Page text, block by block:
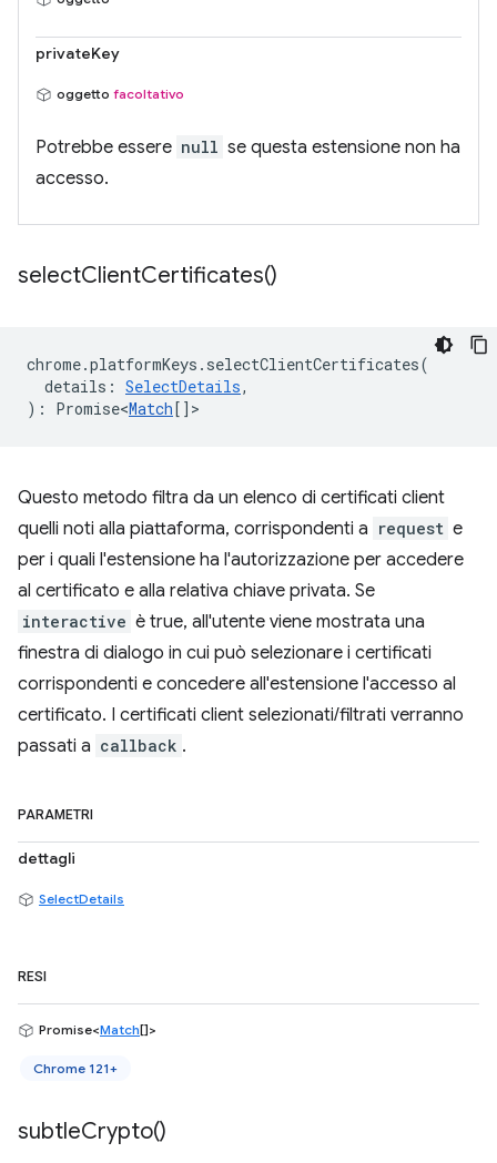
privateKey
oggetto facoltativo
Potrebbe essere null se questa estensione non ha
accesso.
selectClientCertificates()
chrome.platformKeys . selectClientCertificates(
details : SelectDetails,
) : Promise<Match[] >
Questo metodo filtra da un elenco di certificati client
quelli noti alla piattaforma, corrispondenti a request e
per i quali l'estensione ha l'autorizzazione per accedere
al certificato e alla relativa chiave privata. Se
interactive è true, all'utente viene mostrata una
finestra di dialogo in cui può selezionare i certificati
corrispondenti e concedere all'estensione l'accesso al
certificato. I certificati client selezionati/filtrati verranno
passati a callback .
PARAMETRI
dettagli
SelectDetails
RESI
Promise<Match[]>
Chrome 121+
subtleCrypto()